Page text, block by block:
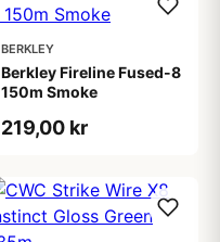
BERKLEY
Berkley Fireline Fused-8
150m Smoke
219,00 kr